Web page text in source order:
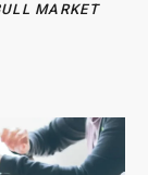
MARKET